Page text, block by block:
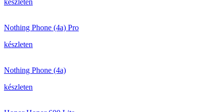
készleten
Nothing Phone (4a) Pro
készleten
Nothing Phone (4a)
készleten